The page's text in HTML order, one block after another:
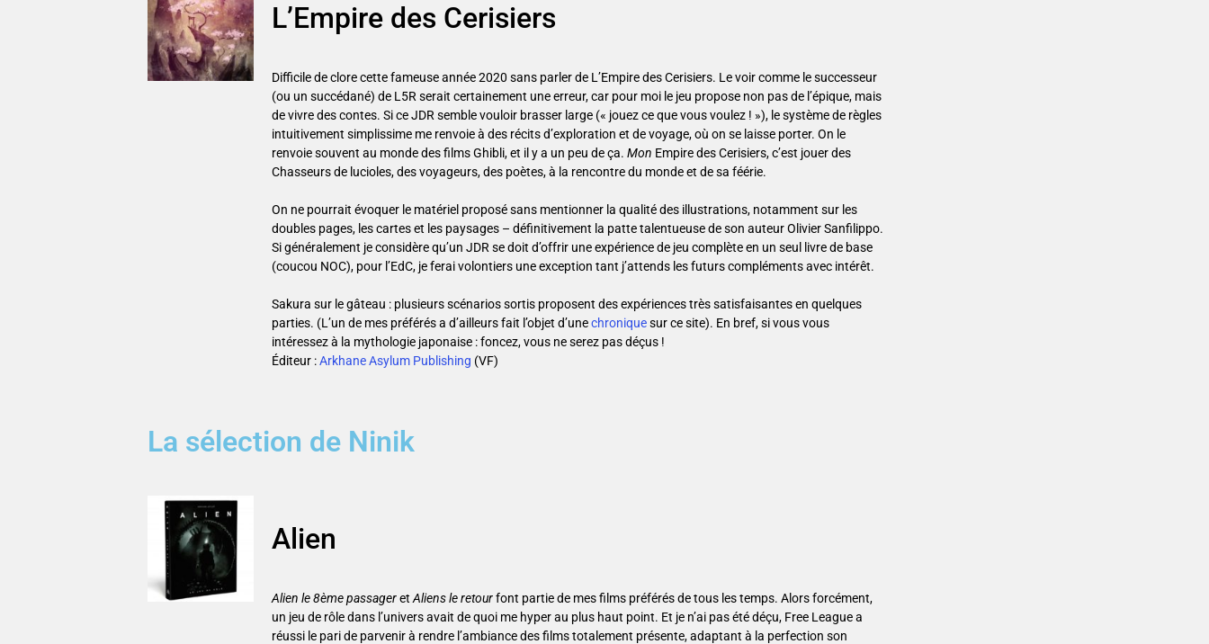
L’Empire des Cerisiers
Difficile de clore cette fameuse année 2020 sans parler de L’Empire des Cerisiers. Le voir comme le successeur
(ou un succédané) de L5R serait certainement une erreur, car pour moi le jeu propose non pas de l’épique, mais
de vivre des contes. Si ce JDR semble vouloir brasser large (« jouez ce que vous voulez ! »), le système de règles
intuitivement simplissime me renvoie à des récits d’exploration et de voyage, où on se laisse porter. On le
renvoie souvent au monde des films Ghibli, et il y a un peu de ça.Mon Empire des Cerisiers, c’est jouer des
Chasseurs de lucioles, des voyageurs, des poètes, à la rencontre du monde et de sa féérie.
On ne pourrait évoquer le matériel proposé sans mentionner la qualité des illustrations, notamment sur les
doubles pages, les cartes et les paysages – définitivement la patte talentueuse de son auteur Olivier Sanfilippo.
Si généralement je considère qu’un JDR se doit d’offrir une expérience de jeu complète en un seul livre de base
(coucou NOC), pour l’EdC, je ferai volontiers une exception tant j’attends les futurs compléments avec intérêt.
Sakura sur le gâteau : plusieurs scénarios sortis proposent des expériences très satisfaisantes en quelques
parties. (L’un de mes préférés a d’ailleurs fait l’objet d’unechroniquesur ce site). En bref, si vous vous
intéressez à la mythologie japonaise : foncez, vous ne serez pas déçus !
Éditeur :Arkhane Asylum Publishing (VF)
La sélection de Ninik
Alien
Alien le 8ème passageretAliens le retourfont partie de mes films préférés de tous les temps. Alors forcément,
un jeu de rôle dans l’univers avait de quoi me hyper au plus haut point. Et je n’ai pas été déçu, Free League a
réussi le pari de parvenir à rendre l’ambiance des films totalement présente, adaptant à la perfection son